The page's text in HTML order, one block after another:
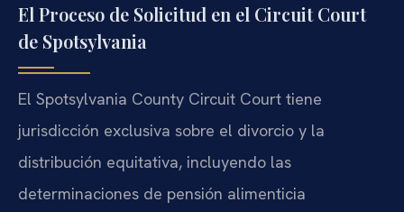
El Proceso de Solicitud en el Circuit Court
de Spotsylvania
El Spotsylvania County Circuit Court tiene
jurisdicción exclusiva sobre el divorcio y la
distribución equitativa, incluyendo las
determinaciones de pensión alimenticia